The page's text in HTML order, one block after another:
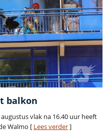
balkon
vlak na 16.40 uur heeft
Walmo [ Lees verder]